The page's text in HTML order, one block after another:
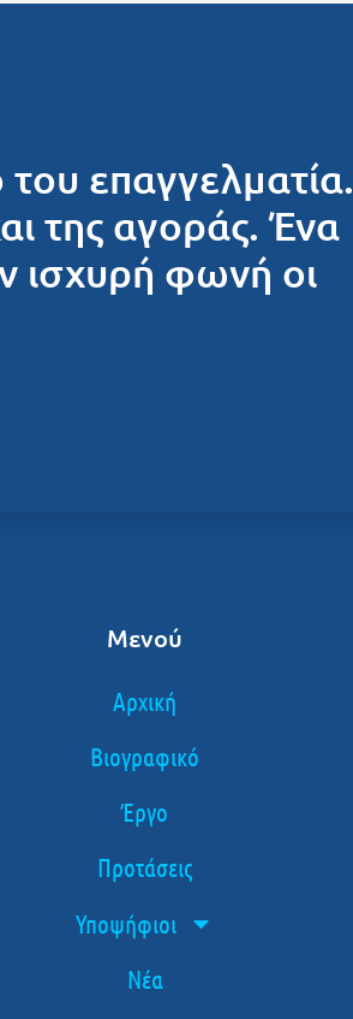
επαγγελματία.
της αγοράς. Ένα
ισχυρή φωνή οι
Μενού
Αρχική
Βιογραφικό
Έργο
Προτάσεις
Υποψήφιοι
Νέα